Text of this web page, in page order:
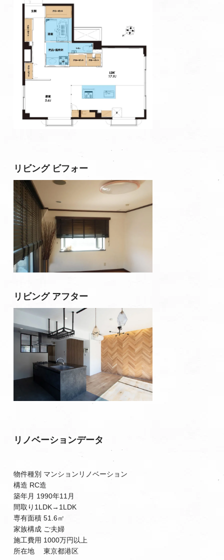
リビング ビフォー
リビング アフター
リノベーションデータ
物件種別 マンションリノベーション
構造 RC造
築年月 1990年11月
間取り1LDK→1LDK
専有面積 51.6㎡
家族構成 ご夫婦
施工費用 1000万円以上
所在地 東京都港区